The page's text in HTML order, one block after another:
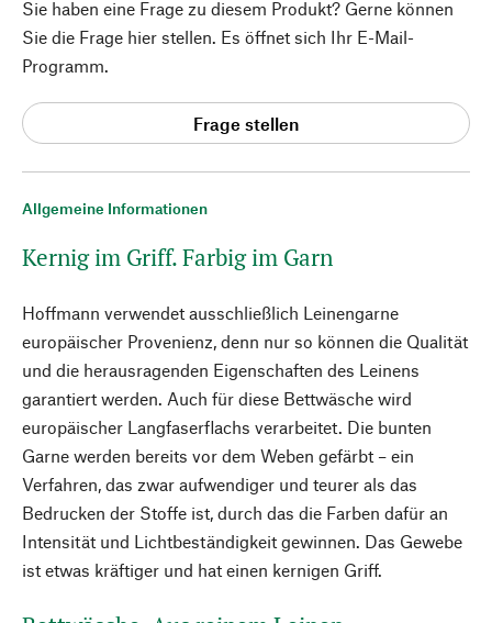
Allgemeine Informationen
Kernig im Griff. Farbig im Garn
Hoffmann verwendet ausschließlich Leinengarne
europäischer Provenienz, denn nur so können die Qualität
und die herausragenden Eigenschaften des Leinens
garantiert werden. Auch für diese Bettwäsche wird
europäischer Langfaserflachs verarbeitet. Die bunten
Garne werden bereits vor dem Weben gefärbt – ein
Verfahren, das zwar aufwendiger und teurer als das
Bedrucken der Stoffe ist, durch das die Farben dafür an
Intensität und Lichtbeständigkeit gewinnen. Das Gewebe
ist etwas kräftiger und hat einen kernigen Griff.
Sie haben eine Frage zu diesem Produkt? Gerne können
Sie die Frage hier stellen. Es öffnet sich Ihr E-Mail-
Programm.
Frage stellen